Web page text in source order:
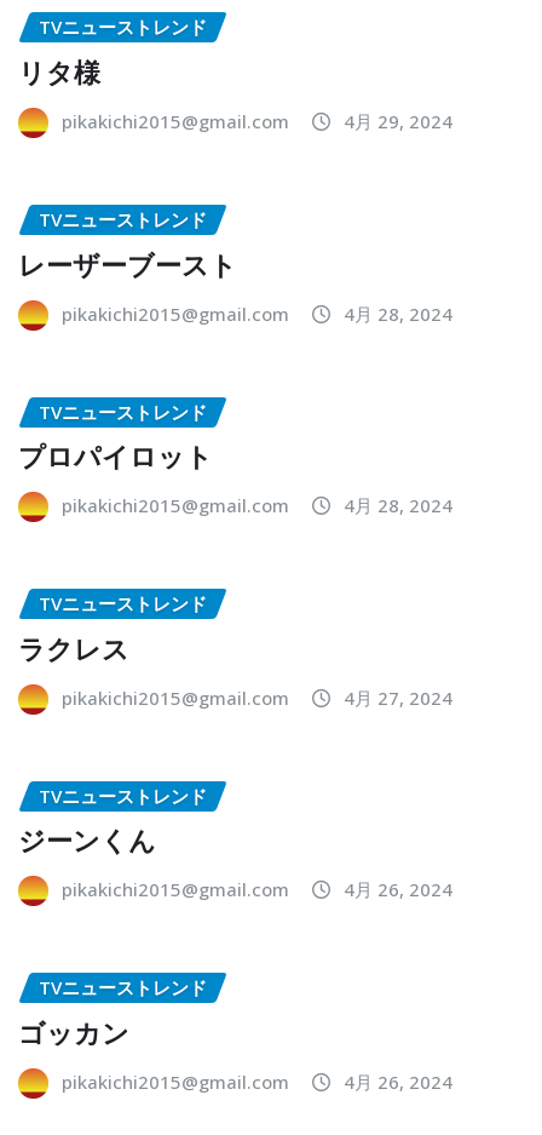
TVニューストレンド
リタ様
pikakichi2015@gmail.com 4月 29, 2024
TVニューストレンド
レーザーブースト
pikakichi2015@gmail.com 4月 28, 2024
TVニューストレンド
プロパイロット
pikakichi2015@gmail.com 4月 28, 2024
TVニューストレンド
ラクレス
pikakichi2015@gmail.com 4月 27, 2024
TVニューストレンド
ジーンくん
pikakichi2015@gmail.com 4月 26, 2024
TVニューストレンド
ゴッカン
pikakichi2015@gmail.com 4月 26, 2024